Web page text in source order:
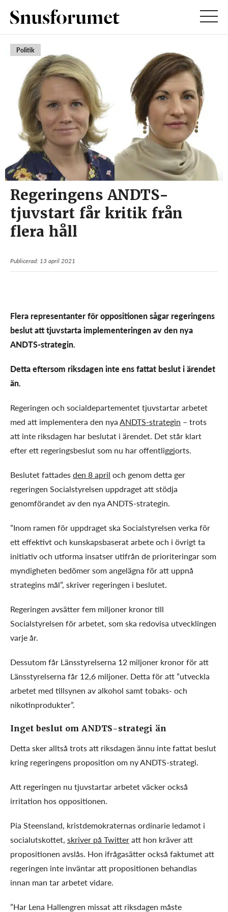
Politik
Regeringens ANDTS-
tjuvstart får kritik från
flera håll
Publicerad: 13 april 2021
Flera representanter för oppositionen sågar regeringens
beslut att tjuvstarta implementeringen av den nya
ANDTS-strategin.
Detta eftersom riksdagen inte ens fattat beslut i ärendet
än.
Regeringen och socialdepartementet tjuvstartar arbetet
med att implementera den nyaANDTS-strategin – trots
att inte riksdagen har beslutat i ärendet. Det står klart
efter ett regeringsbeslut som nu har offentliggjorts.
Beslutet fattadesden 8 april och genom detta ger
regeringen Socialstyrelsen uppdraget att stödja
genomförandet av den nya ANDTS-strategin.
”Inom ramen för uppdraget ska Socialstyrelsen verka för
ett effektivt och kunskapsbaserat arbete och i övrigt ta
initiativ och utforma insatser utifrån de prioriteringar som
myndigheten bedömer som angelägna för att uppnå
strategins mål”, skriver regeringen i beslutet.
Regeringen avsätter fem miljoner kronor till
Socialstyrelsen för arbetet, som ska redovisa utvecklingen
varje år.
Dessutom får Länsstyrelserna 12 miljoner kronor för att
Länsstyrelserna får 12,6 miljoner. Detta för att ”utveckla
arbetet med tillsynen av alkohol samt tobaks- och
nikotinprodukter”.
Inget beslut om ANDTS-strategi än
Detta sker alltså trots att riksdagen ännu inte fattat beslut
kring regeringens proposition om ny ANDTS-strategi.
Att regeringen nu tjuvstartar arbetet väcker också
irritation hos oppositionen.
Pia Steensland, kristdemokraternas ordinarie ledamot i
socialutskottet, skriver på Twitteratt hon kräver att
propositionen avslås. Hon ifrågasätter också faktumet att
regeringen inte inväntar att propositionen behandlas
innan man tar arbetet vidare.
”Har Lena Hallengren missat att riksdagen måste